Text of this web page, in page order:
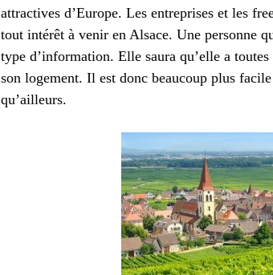
attractives d’Europe. Les entreprises et les
tout intérêt à venir en Alsace. Une personne
type d’information. Elle saura qu’elle a
son logement. Il est donc beaucoup plus
qu’ailleurs.